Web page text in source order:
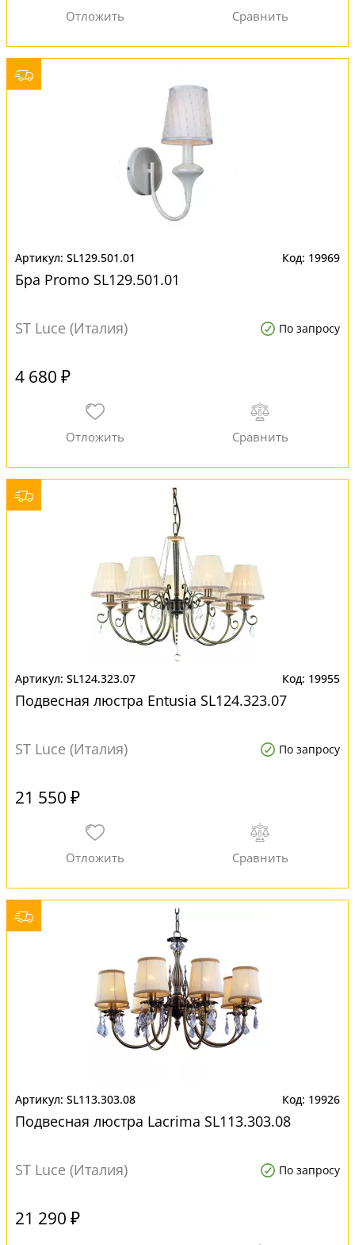
SL129.501.01 19969
Бра Promo SL129.501.01
ST Luce (Италия) По запросу
4 680 ₽
SL124.323.07 19955
Подвесная люстра Entusia SL124.323.07
ST Luce (Италия) По запросу
21 550 ₽
SL113.303.08 19926
Подвесная люстра Lacrima SL113.303.08
ST Luce (Италия) По запросу
21 290 ₽